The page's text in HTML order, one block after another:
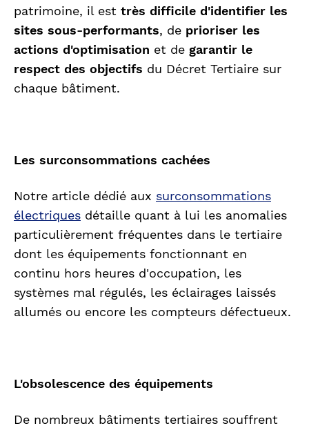
patrimoine, il est très difficile d'identifier les
sites sous-performants, de prioriser les
actions d'optimisation et de garantir le
respect des objectifs du Décret Tertiaire sur
chaque bâtiment.
Les surconsommations cachées
Notre article dédié aux surconsommations
électriques détaille quant à lui les anomalies
particulièrement fréquentes dans le tertiaire
dont les équipements fonctionnant en
continu hors heures d'occupation, les
systèmes mal régulés, les éclairages laissés
allumés ou encore les compteurs défectueux.
L'obsolescence des équipements
De nombreux bâtiments tertiaires souffrent